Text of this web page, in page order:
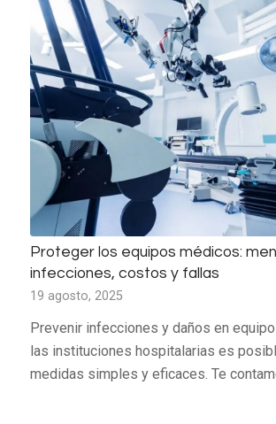
Proteger los equipos médicos:
infecciones, costos y fallas
19 agosto, 2025
Prevenir infecciones y daños en
las instituciones hospitalarias es
medidas simples y eficaces. Te